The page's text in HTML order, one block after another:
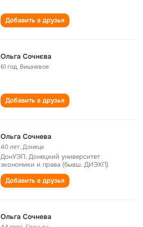
Добавить в друзья
Ольга Сочнєва
61 год, Вишневое
Добавить в друзья
Ольга Сочнева
40 лет,Донецк
ДонУЭП, Донецкий университет
экономики и права (бывш. ДИЭХП)
Добавить в друзья
Ольга Сочнева